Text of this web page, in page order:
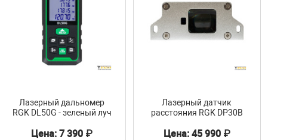
Лазерный дальномер
RGK DL50G - зеленый луч
Цена: 7 390 ₽
Лазерный датчик
расстояния RGK DP30B
выходом)
Цена: 45 990 ₽